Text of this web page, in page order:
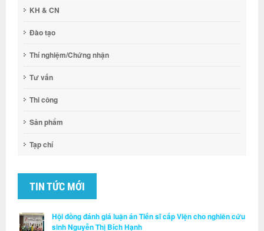
KH & CN
Đào tạo
Thí nghiệm/Chứng nhận
Tư vấn
Thi công
Sản phẩm
Tạp chí
TIN TỨC MỚI
Hội đồng đánh giá luận án Tiến sĩ cấp Viện cho nghiên cứu
sinh Nguyễn Thị Bích Hạnh